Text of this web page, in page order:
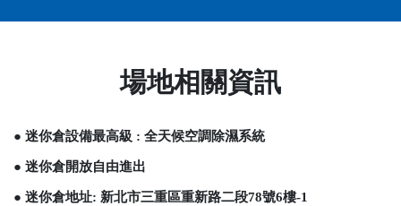
場地相關資訊
● 迷你倉設備最高級 : 全天候空調除濕系統
● 迷你倉開放自由進出
● 迷你倉地址: 新北市三重區重新路二段78號6樓-1